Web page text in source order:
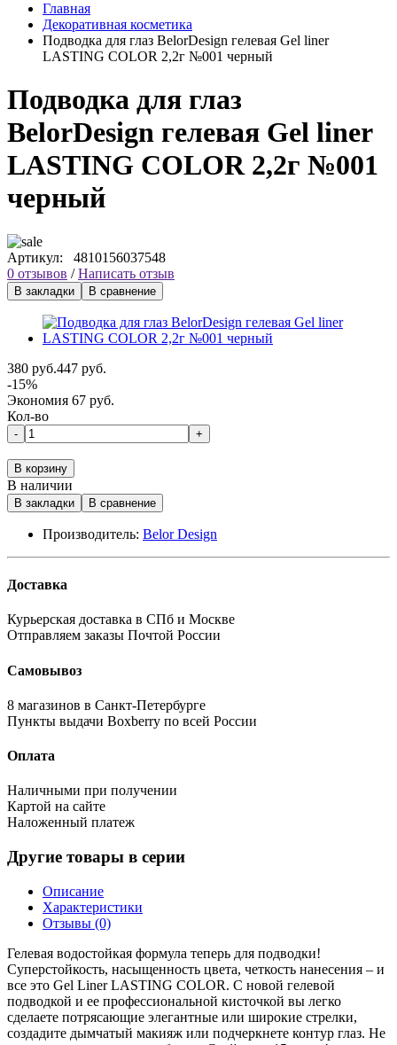
Главная
Декоративная косметика
Подводка для глаз BelorDesign гелевая Gel liner
LASTING COLOR 2,2г №001 черный
Подводка для глаз
BelorDesign гелевая Gel liner
LASTING COLOR 2,2г №001
черный
Артикул: 4810156037548
0 отзывов /Написать отзыв
В закладки В сравнение
380 руб.447 руб.
-15%
Экономия 67 руб.
Кол-во
- +
В корзину
В наличии
В закладки В сравнение
Производитель: Belor Design
Доставка
Курьерская доставка в СПб и Москве
Отправляем заказы Почтой России
Самовывоз
8 магазинов в Санкт-Петербурге
Пункты выдачи Boxberry по всей России
Оплата
Наличными при получении
Картой на сайте
Наложенный платеж
Другие товары в серии
Описание
Характеристики
Отзывы (0)
Гелевая водостойкая формула теперь для подводки!
Суперстойкость, насыщенность цвета, четкость нанесения – и
все это Gel Liner LASTING COLOR. С новой гелевой
подводкой и ее профессиональной кисточкой вы легко
сделаете потрясающие элегантные или широкие стрелки,
создадите дымчатый макияж или подчеркнете контур глаз. Не